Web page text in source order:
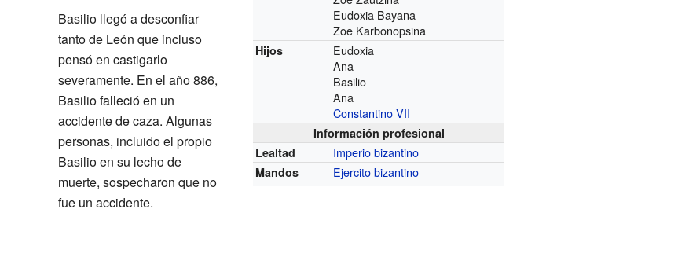
Eudoxia Bayana
Zoe Karbonopsina
Hijos
Eudoxia
Ana
Basilio
Ana
Constantino VII
Información profesional
Lealtad
Imperio bizantino
Mandos Ejercito bizantino
Basilio llegó a desconfiar
tanto de León que incluso
pensó en castigarlo
severamente. En el año 886,
Basilio falleció en un
accidente de caza. Algunas
personas, incluido el propio
Basilio en su lecho de
muerte, sospecharon que no
fue un accidente.